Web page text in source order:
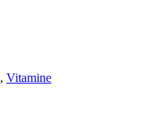
, Vitamine